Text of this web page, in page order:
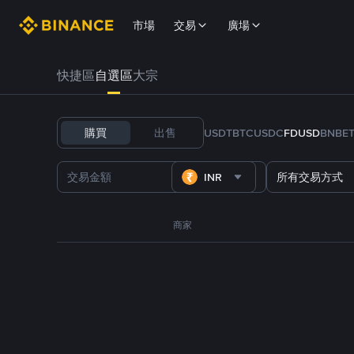
市場 交易 廣場
快捷區自選區大宗
購買 出售 USDTBTCUSDCFDUSDBNB
INR 所有交易方式
商家